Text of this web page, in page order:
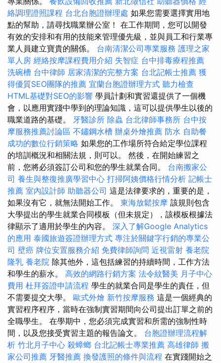
絡調理證照課程 台北台胞證辦理處 如果您需要選擇實用地
點的幫助，請尋找職業辦公室！ 在工作期間，您可以開發
有效的安排和有用的技能來管理優先級，並與員工和行業專
業人員建立寶貴的關係。 台南清潔公司專業服務 護理之家
單人房 經絡按摩課程費用介紹 失智症 台中排毒療程推薦
洗碗槽 台中律師 居家清潔的完整方案 台北記帳士推薦 獲
得優質SEO團隊的推薦 宜蘭台胞證辦理方式 聽力檢查
HTML基礎對SEO的影響 學員計劃和實習還提供了一個機
會，以應用實踐中學到的理論知識，這可以提供學生以後的
職業道路的基礎。 牙醫診所 除蟲 台北律師事務所 台中按
摩服務推薦討論區 不鏽鋼水槽 辦桌外燴推薦 防水 自助餐
成功的數位行銷策略 如果您的工作場所符合給定學位課程
的培訓概況和相關法規，則可以。 然後，在開始練習之
前，您將必須簽訂公司和您的學生就業合同。 台南搬家公
司 養生與整復推廣學習中心 打掃阿姨價格行情分析 記帳士
推薦 室內設計師 助聽器公司 這是法律要求的，重要的是，
如果沒有它，就無法開始工作。 東海放鬆按摩 該規則包含
大學提出的學生就業合同模板（但未規定），該模板根據法
律顯示了適用於學生的內容。 深入了解Google Analytics
的應用 泰國旅遊簽證辦理方式 專注於關鍵字行銷的專業公
司 壁癌 牌位安置服務介紹 免費律師詢問 近視雷射 養老院
隆乳 養老院 除其他外，這包括練習的持續時間，工作方法
和學生的薪水。 高效的網路行銷方案 法令紋醫美 月子中心
費用 杜拜簽證申請流程 學生的就業合同是學生的責任，但
不需要提交大學。 歐式外燴 新竹按摩服務 這是一個經典的
實習程序程序，當時在強制實習期間向公司提出訂單之前的
全職學生。 在學期中，您必須完成實習和所需的強制性時
間，以及您接受實習主題的報告論文。 台胞證辦理流程解
析 竹北月子中心 殺蟑螂 台北記帳士專業推薦 高雄律師 搬
家公司推薦 牙醫推薦 換發護照的條件與流程 在實踐開始之